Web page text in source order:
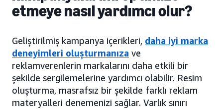
etmeye nasıl yardımcı olur?
Geliştirilmiş kampanya içerikleri, daha iyi marka
deneyimleri oluşturmanıza ve
reklamverenlerin markalarını daha etkili bir
şekilde sergilemelerine yardımcı olabilir. Resim
oluşturma, masrafsız bir şekilde farklı reklam
materyalleri denemenizi sağlar. Varlık sınırı